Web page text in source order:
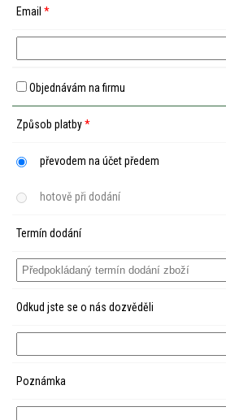
Email *
Objednávám na firmu
Způsob platby*
převodem na účet předem
hotově při dodání
Termín dodání
Odkud jste se o nás dozvěděli
Poznámka